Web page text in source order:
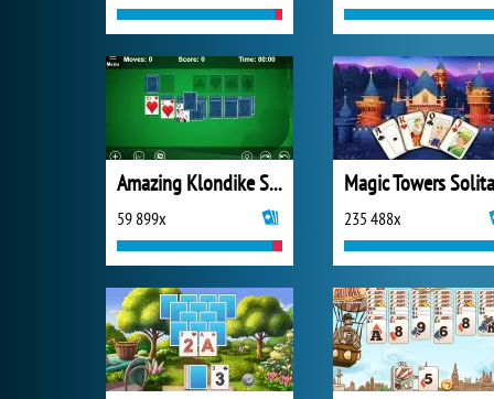
Amazing Klondike Solitaire
59 899x 235 488x